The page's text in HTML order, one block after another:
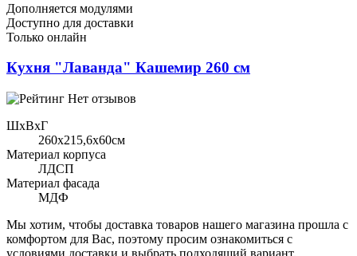
Дополняется модулями
Доступно для доставки
Только онлайн
Кухня "Лаванда" Кашемир 260 см
Нет отзывов
ШхВхГ
260x215,6х60см
Материал корпуса
ЛДСП
Материал фасада
МДФ
Мы хотим, чтобы доставка товаров нашего магазина прошла с
комфортом для Вас, поэтому просим ознакомиться с
условиями доставки и выбрать подходящий вариант.